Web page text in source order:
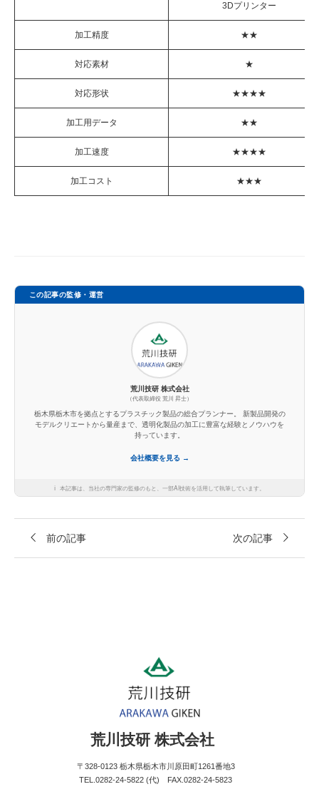
3Dプリンター
加工精度 ★★
対応素材 ★
対応形状 ★★★★
加工用データ ★★
加工速度 ★★★★
加工コスト ★★★
この記事の監修・運営
荒川技研 株式会社
（代表取締役 荒川 昇士）
栃木県栃木市を拠点とするプラスチック製品の総合プランナー。 新製品開発の
モデルクリエートから量産まで、透明化製品の加工に豊富な経験とノウハウを
持っています。
会社概要を見る →
ℹ️ 本記事は、当社の専門家の監修のもと、一部AI技術を活用して執筆しています。
前の記事 次の記事
荒川技研 株式会社
〒328-0123 栃木県栃木市川原田町1261番地3
TEL.0282-24-5822 (代) FAX.0282-24-5823